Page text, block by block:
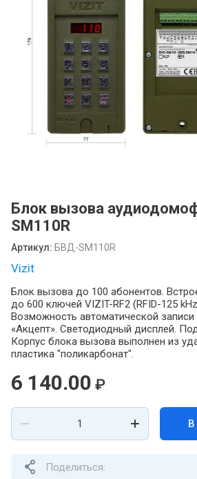
Блок вызова
SM110R
Артикул: БВД-SM110R
Vizit
Блок вызова до 100 абонентов.
до 600 ключей VIZIT-RF2 (RFID-125
Возможность автоматической
«Акцепт». Светодиодный дисплей.
Корпус блока вызова выполнен из
пластика "поликарбонат".
6 140.00 ₽
В
Поделиться: